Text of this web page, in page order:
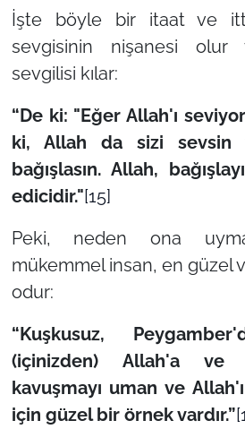
İşte böyle bir itaat ve
sevgisinin nişanesi olur
sevgilisi kılar:
“De ki: "Eğer Allah'ı
ki, Allah da sizi sevsin
bağışlasın. Allah,
edicidir."[15]
Peki, neden ona
mükemmel insan, en güzel
odur:
“Kuşkusuz,
(içinizden) Allah'a ve
kavuşmayı uman ve
için güzel bir örnek vardır.”